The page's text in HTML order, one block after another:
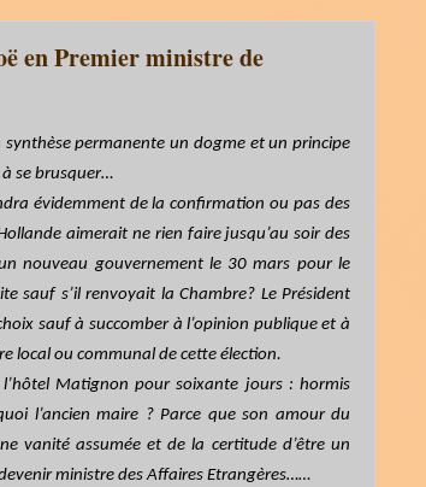
en Premier ministre de
permanente un dogme et un principe
se brusquer…
évidemment de la confirmation ou pas des
aimerait ne rien faire jusqu’au soir des
nouveau gouvernement le 30 mars pour le
sauf s’il renvoyait la Chambre? Le Président
sauf à succomber à l’opinion publique et à
local ou communal de cette élection.
Matignon pour soixante jours : hormis
l’ancien maire ? Parce que son amour du
vanité assumée et de la certitude d’être un
ministre des Affaires Etrangères……